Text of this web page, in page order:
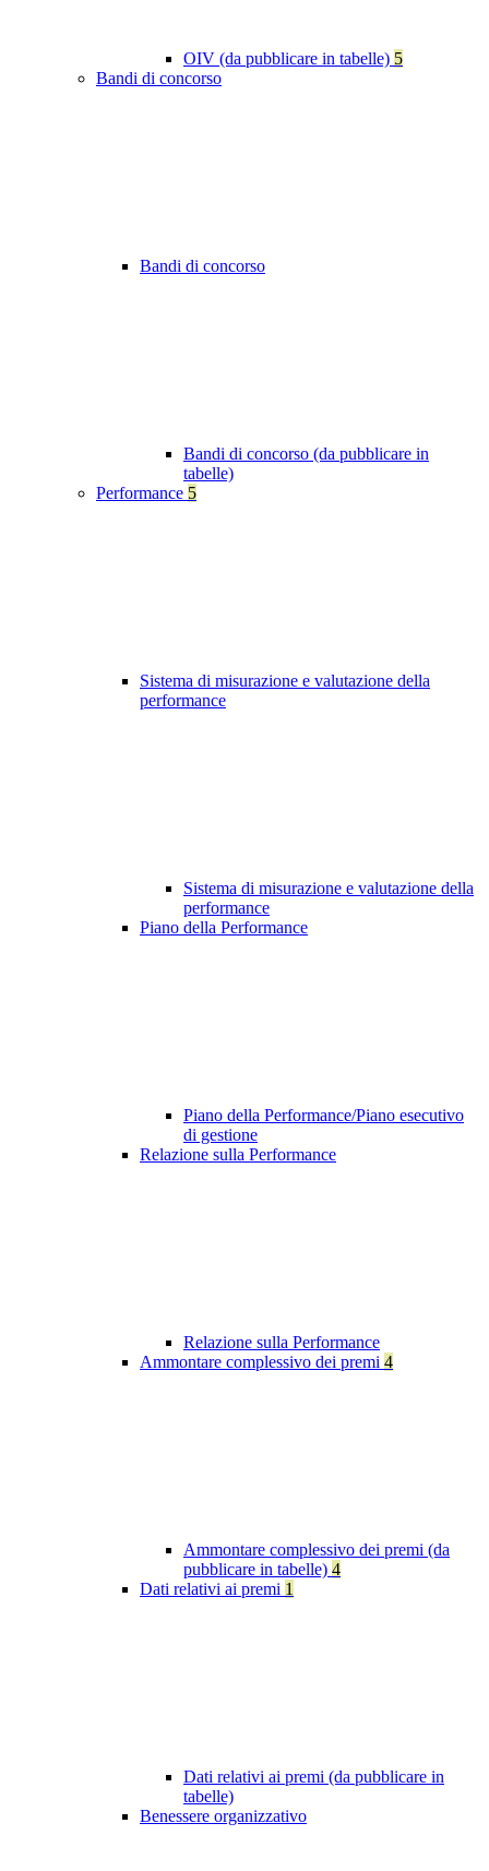
OIV (da pubblicare in tabelle) 5
Bandi di concorso
Bandi di concorso
Bandi di concorso (da pubblicare in
tabelle)
Performance 5
Sistema di misurazione e valutazione della
performance
Sistema di misurazione e valutazione della
performance
Piano della Performance
Piano della Performance/Piano esecutivo
di gestione
Relazione sulla Performance
Relazione sulla Performance
Ammontare complessivo dei premi 4
Ammontare complessivo dei premi (da
pubblicare in tabelle) 4
Dati relativi ai premi 1
Dati relativi ai premi (da pubblicare in
tabelle)
Benessere organizzativo